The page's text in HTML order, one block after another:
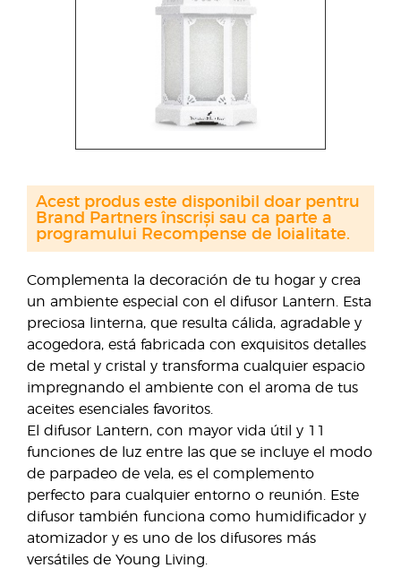
Complementa la decoración de tu hogar y crea
un ambiente especial con el difusor Lantern. Esta
preciosa linterna, que resulta cálida, agradable y
acogedora, está fabricada con exquisitos detalles
de metal y cristal y transforma cualquier espacio
impregnando el ambiente con el aroma de tus
aceites esenciales favoritos.
El difusor Lantern, con mayor vida útil y 11
funciones de luz entre las que se incluye el modo
de parpadeo de vela, es el complemento
perfecto para cualquier entorno o reunión. Este
difusor también funciona como humidificador y
atomizador y es uno de los difusores más
versátiles de Young Living.
Acest produs este disponibil doar pentru
Brand Partners înscriși sau ca parte a
programului Recompense de loialitate.